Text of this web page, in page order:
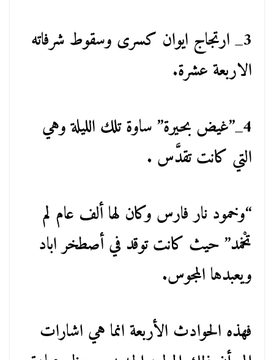
3_ ارتجاج ايوان كسرى وسقوط شرفاته
الاربعة عشرة.
4_”غيض بحيرة” ساوة تلك الليلة وهي
التي كانت تقدَّس .
“وخمود نار فارس وكان لها ألف عام لم
تخْمد” حيث كانت توقد في أصطخر اباد
ويعبدها المجوس.
فهذه الحوادث الأربعة انما هي اشارات